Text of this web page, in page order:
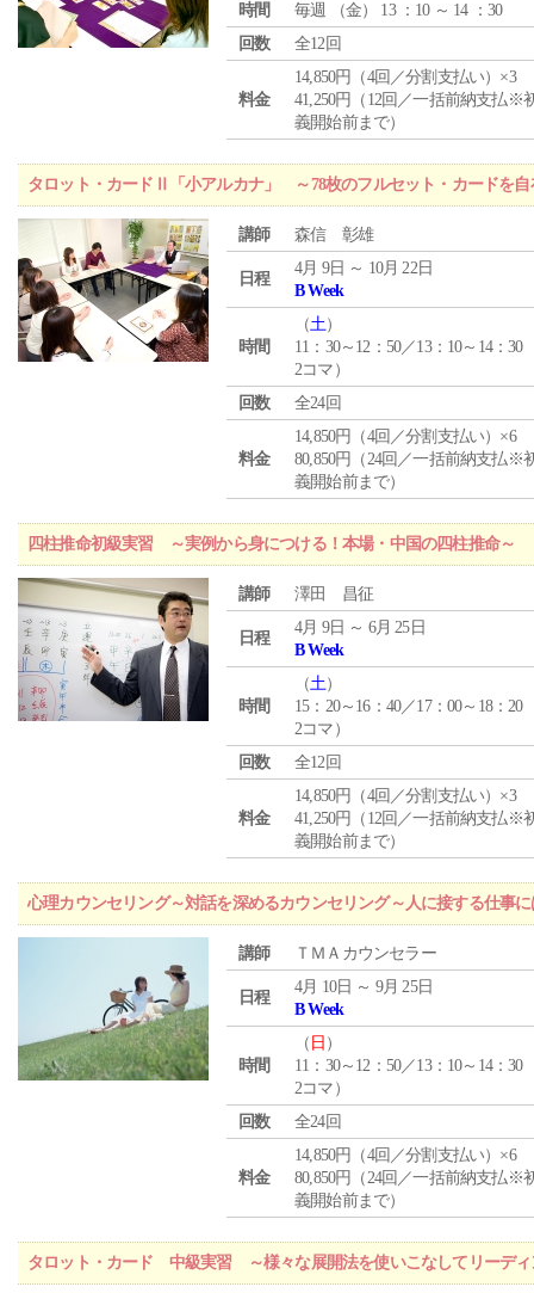
時間
毎週 （金） 13 ：10 ～ 14 ：30
回数
全12回
料金
14,850円（4回／分割支払い）×3
41,250円（12回／一括前納支払※
義開始前まで）
タロット・カードⅡ「小アルカナ」 ～78枚のフルセット・カードを自
講師 森信 彰雄
日程
4月 9日 ～ 10月 22日
B Week
時間
（土）
11：30～12：50／13：10～14：30
2コマ）
回数
全24回
料金
14,850円（4回／分割支払い）×6
80,850円（24回／一括前納支払※
義開始前まで）
四柱推命初級実習 ～実例から身につける！本場・中国の四柱推命～
講師 澤田 昌征
日程
4月 9日 ～ 6月 25日
B Week
時間
（土）
15：20～16：40／17：00～18：20
2コマ）
回数
全12回
料金
14,850円（4回／分割支払い）×3
41,250円（12回／一括前納支払※
義開始前まで）
心理カウンセリング～対話を深めるカウンセリング～人に接する仕事
講師 ＴＭＡカウンセラー
日程
4月 10日 ～ 9月 25日
B Week
時間
（ 日 ）
11：30～12：50／13：10～14：30
2コマ）
回数
全24回
料金
14,850円（4回／分割支払い）×6
80,850円（24回／一括前納支払※
義開始前まで）
タロット・カード 中級実習 ～様々な展開法を使いこなしてリーディ